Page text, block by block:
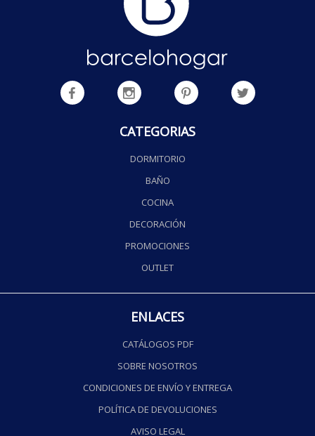
CATEGORIAS
DORMITORIO
BAÑO
COCINA
DECORACIÓN
PROMOCIONES
OUTLET
ENLACES
CATÁLOGOS PDF
SOBRE NOSOTROS
CONDICIONES DE ENVÍO Y ENTREGA
POLÍTICA DE DEVOLUCIONES
AVISO LEGAL